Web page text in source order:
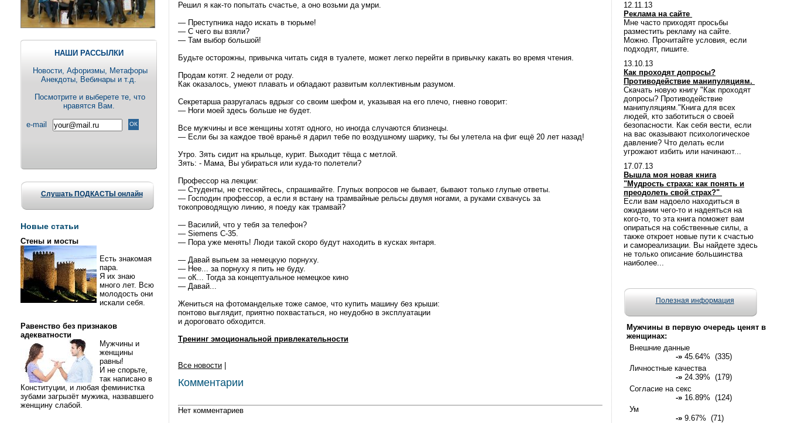
НАШИ РАССЫЛКИ
Новости, Aфоризмы, Метафоры
Анекдоты, Вебинары и т.д.
Посмотрите и выберете те, что
нравятся Вам.
e-mail
Слушать ПОДКАСТЫ онлайн
Новые статьи
Стены и мосты
Есть знакомая
пара.
Я их знаю
много лет. Всю
молодость они
искали себя.
Равенство без признаков
адекватности
Мужчины и
женщины
равны!
И не спорьте,
так написано в
Конституции, и любая феминистка
зубами загрызёт мужика, назвавшего
женщину слабой.
Решил я как-то попытать счастье, а оно возьми да умри.
— Преступника надо искать в тюрьме!
— С чего вы взяли?
— Там выбор большой!
Будьте осторожны, привычка читать сидя в туалете, может легко перейти в привычку какать во время чтения.
Продам котят. 2 недели от роду.
Как оказалось, умеют плавать и обладают развитым коллективным разумом.
Секретарша разругалась вдрызг со своим шефом и, указывая на его плечо, гневно говорит:
— Ноги моей здесь больше не будет.
Все мужчины и все женщины хотят одного, но иногда случаются близнецы.
— Если бы за каждое твоё враньё я дарил тебе по воздушному шарику, ты бы улетела на фиг ещё 20 лет назад!
Утро. Зять сидит на крыльце, курит. Выходит тёща с метлой.
Зять: - Мама, Вы убираться или куда-то полетели?
Профессор на лекции:
— Студенты, не стесняйтесь, спрашивайте. Глупых вопросов не бывает, бывают только глупые ответы.
— Господин профессор, а если я встану на трамвайные рельсы двумя ногами, а руками схвачусь за
токопроводящую линию, я поеду как трамвай?
— Василий, что у тебя за телефон?
— Siеmеns С-35.
— Пора уже менять! Люди такой скоро будут находить в кусках янтаря.
— Давай выпьем за немецкую порнуху.
— Нее... за порнуху я пить не буду.
— оК... Тогда за концептуальное немецкое кино
— Давай...
Жениться на фотомандельке тоже самое, что купить машину без крыши:
понтово выглядит, приятно похвастаться, но неудобно в эксплуатации
и дороговато обходится.
Тренинг эмоциональной привлекательности
Все новости
Комментарии
Нет комментариев
12.11.13
Реклама на сайте
Мне часто приходят просьбы
разместить рекламу на сайте.
Можно. Прочитайте условия, если
подходят, пишите.
13.10.13
Как проходят допросы?
Противодействие манипуляциям.
Скачать новую книгу "Как проходят
допросы? Противодействие
манипуляциям."Книга для всех
людей, кто заботиться о своей
безопасности. Как себя вести, если
на вас оказывают психологическое
давление? Что делать если
угрожают избить или начинают...
17.07.13
Вышла моя новая книга
"Мудрость страха: как понять и
преодолеть свой страх?"
Если вам надоело находиться в
ожидании чего-то и надеяться на
кого-то, то эта книга поможет вам
опираться на собственные силы, а
также откроет новые пути к счастью
и самореализации. Вы найдете здесь
не только описание большинства
наиболее...
Полезная информация
Мужчины в первую очередь ценят в
женщинах:
Внешние данные
-» 45.64% (335)
Личностные качества
-» 24.39% (179)
Согласие на секс
-» 16.89% (124)
Ум
-» 9.67% (71)